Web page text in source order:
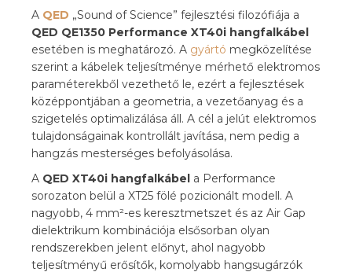
A QED „Sound of Science” fejlesztési filozófiája a
QED QE1350 Performance XT40i hangfalkábel
esetében is meghatározó. A gyártó megközelítése
szerint a kábelek teljesítménye mérhető elektromos
paraméterekből vezethető le, ezért a fejlesztések
középpontjában a geometria, a vezetőanyag és a
szigetelés optimalizálása áll. A cél a jelút elektromos
tulajdonságainak kontrollált javítása, nem pedig a
hangzás mesterséges befolyásolása.
A QED XT40i hangfalkábel a Performance
sorozaton belül a XT25 fölé pozicionált modell. A
nagyobb, 4 mm²-es keresztmetszet és az Air Gap
dielektrikum kombinációja elsősorban olyan
rendszerekben jelent előnyt, ahol nagyobb
teljesítményű erősítők, komolyabb hangsugárzók